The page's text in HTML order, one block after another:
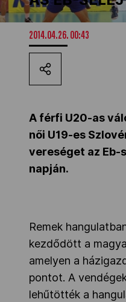
MOB
Kettőskarrier-
NOB
Adatbank
2014.04.26. 00:43
A férfi U20-as
női U19-es
vereséget az Eb-
napján.
Remek
kezdődött a
amelyen a
pontot. A
lehűtötték a